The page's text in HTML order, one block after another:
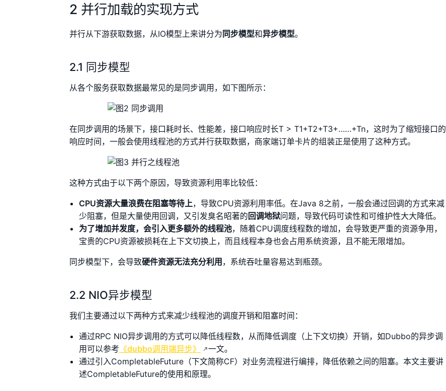
2 并行加载的实现方式
并行从下游获取数据，从IO模型上来讲分为 同步模型和异步模型。
2.1 同步模型
从各个服务获取数据最常见的是同步调用，如下图所示：
在同步调用的场景下，接口耗时长、性能差，接口响应时长T > T1+T2+T3+……+Tn，这时为了缩短接口的
响应时间，一般会使用线程池的方式并行获取数据，商家端订单卡片的组装正是使用了这种方式。
这种方式由于以下两个原因，导致资源利用率比较低：
CPU资源大量浪费在阻塞等待上，导致CPU资源利用率低。在Java 8之前，一般会通过回调的方式来减
少阻塞，但是大量使用回调，又引发臭名昭著的 回调地狱问题，导致代码可读性和可维护性大大降低。
为了增加并发度，会引入更多额外的线程池，随着CPU调度线程数的增加，会导致更严重的资源争用，
宝贵的CPU资源被损耗在上下文切换上，而且线程本身也会占用系统资源，且不能无限增加。
同步模型下，会导致硬件资源无法充分利用 ，系统吞吐量容易达到瓶颈。
2.2 NIO异步模型
我们主要通过以下两种方式来减少线程池的调度开销和阻塞时间：
通过RPC NIO异步调用的方式可以降低线程数，从而降低调度（上下文切换）开销，如Dubbo的异步调
用可以参考 《dubbo调用端异步》
一文。
通过引入CompletableFuture（下文简称CF）对业务流程进行编排，降低依赖之间的阻塞。本文主要讲
述CompletableFuture的使用和原理。